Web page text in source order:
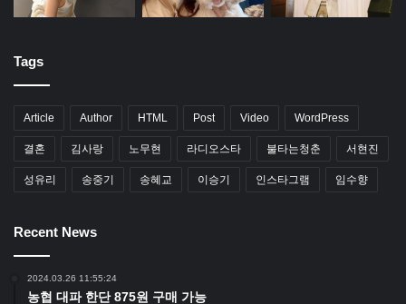
Tags
Article Author HTML Post Video WordPress
결혼 김사랑 노무현 라디오스타 불타는청춘 서현진
성유리 송중기 송혜교 이승기 인스타그램 임수향
Recent News
2024.03.26 11:55:24
농협 대파 한단 875원 구매 가능